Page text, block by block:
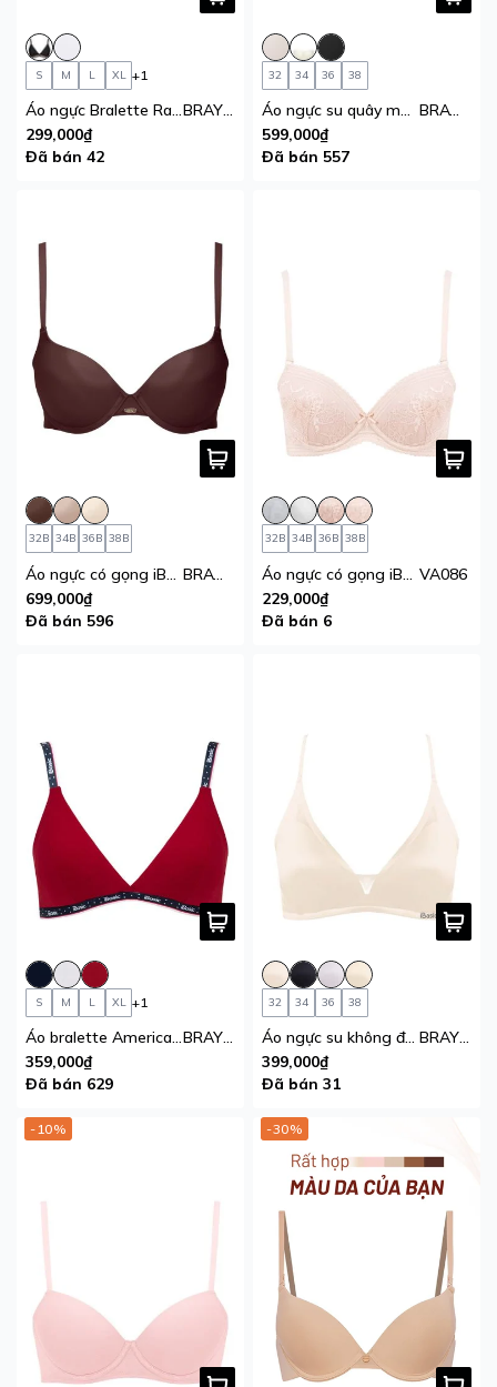
S M L XL +1
Áo ngực Bralette Rainbow Cotton USA iBasic mút mỏng tam giác lưng sọc
BRAY117A
299,000₫
Đã bán 42
32 34 36 38
Áo ngực su quây mút mỏng chống tuột Multiway iBasic không gọng cup ngang tặng kèm dây vai trong
BRAW093
599,000₫
Đã bán 557
32B 34B 36B 38B
Áo ngực có gọng iBasic mút vừa ánh satin
BRAW118
699,000₫
Đã bán 596
32B 34B 36B 38B
Áo ngực có gọng iBasic mút vừa phối ren VA086
229,000₫
Đã bán 6
S M L XL +1
Áo bralette American Classic iBasic mút mỏng phom tam giác cotton USA kháng khuẩn
BRAY116
359,000₫
Đã bán 629
32 34 36 38
Áo ngực su không đường may iBasic phối lưới mút mỏng tam giác Bralette
BRAY103
399,000₫
Đã bán 31
-10% -30%